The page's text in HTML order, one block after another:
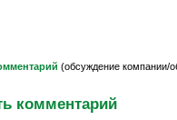
(обсуждение компании/
комментарий